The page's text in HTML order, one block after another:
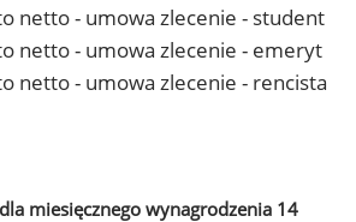
netto - umowa zlecenie - student
netto - umowa zlecenie - emeryt
netto - umowa zlecenie - rencista
miesięcznego wynagrodzenia 14